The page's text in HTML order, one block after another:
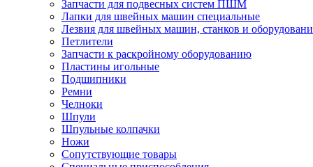
Запчасти для подвесных систем ПШМ
Лапки для швейных машин специальные
Лезвия для швейных машин, станков и
Петлители
Запчасти к раскройному оборудованию
Пластины игольные
Подшипники
Ремни
Челноки
Шпули
Шпульные колпачки
Ножи
Сопутствующие товары